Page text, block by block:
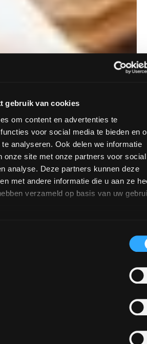
gebruik van cookies
om content en advertenties te
voor social media te bieden en
analyseren. Ook delen we informatie
onze site met onze partners voor social
analyse. Deze partners kunnen deze
met andere informatie die u aan ze
verzameld op basis van uw